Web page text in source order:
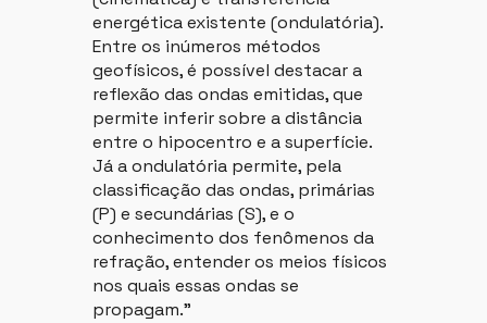
energética existente (ondulatória).
Entre os inúmeros métodos
geofísicos, é possível destacar a
reflexão das ondas emitidas, que
permite inferir sobre a distância
entre o hipocentro e a superfície.
Já a ondulatória permite, pela
classificação das ondas, primárias
(P) e secundárias (S), e o
conhecimento dos fenômenos da
refração, entender os meios físicos
nos quais essas ondas se
propagam.”